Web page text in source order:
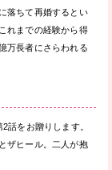
落ちて再婚するとい
れまでの経験から得
万長者にさらわれる
話をお贈りします。
ザヒール。二人が抱